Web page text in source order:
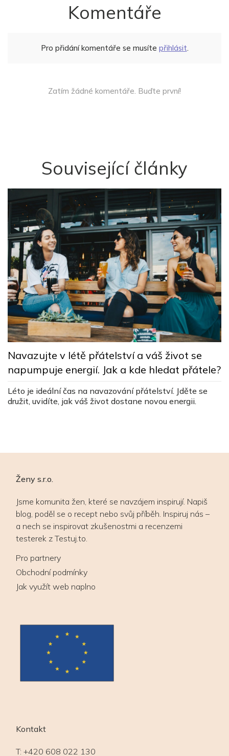
Komentáře
Pro přidání komentáře se musíte přihlásit.
Zatím žádné komentáře. Buďte první!
Související články
Navazujte v létě přátelství a váš život se
napumpuje energií. Jak a kde hledat přátele?
Léto je ideální čas na navazování přátelství. Jděte se
družit, uvidíte, jak váš život dostane novou energii.
Ženy s.r.o.
Jsme komunita žen, které se navzájem inspirují. Napiš
blog, poděl se o recept nebo svůj příběh. Inspiruj nás –
a nech se inspirovat zkušenostmi a recenzemi
testerek z Testuj.to.
Pro partnery
Obchodní podmínky
Jak využít web naplno
Kontakt
T: +420 608 022 130